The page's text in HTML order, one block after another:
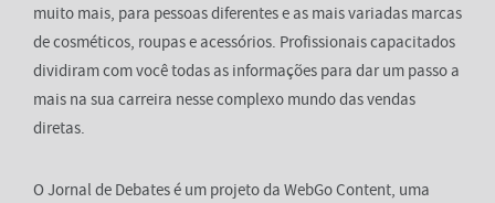
muito mais, para pessoas diferentes e as mais variadas marcas
de cosméticos, roupas e acessórios. Profissionais capacitados
dividiram com você todas as informações para dar um passo a
mais na sua carreira nesse complexo mundo das vendas
diretas.
O Jornal de Debates é um projeto da WebGo Content, uma